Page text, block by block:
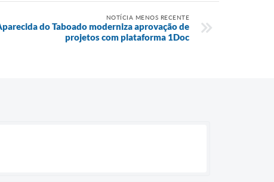
NOTÍCIA MENOS RECENTE
do Taboado moderniza aprovação de
projetos com plataforma 1Doc